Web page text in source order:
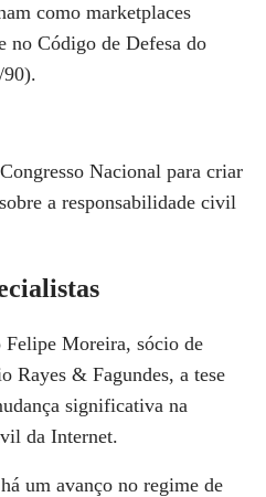
como marketplaces
no Código de Defesa do
Nacional para criar
a responsabilidade civil
Felipe Moreira, sócio de
& Fagundes, a tese
significativa na
da Internet.
um avanço no regime de